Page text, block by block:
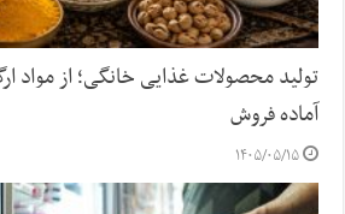
تولید محصولات غذایی خانگی؛ از مواد
آماده فروش
۱۴۰۵/۰۵/۱۵